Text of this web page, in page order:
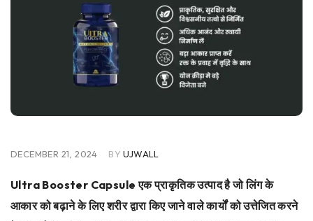
DECEMBER 21, 2024 BY UJWALL
Ultra Booster Capsule एक प्राकृतिक उत्पाद है जो लिंग के
आकार को बढ़ाने के लिए शरीर द्वारा किए जाने वाले कार्यों को उत्तेजित करने